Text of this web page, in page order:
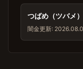
つばめ（ツバメ）
闇金更新: